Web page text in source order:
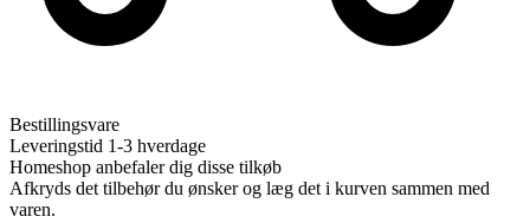
Bestillingsvare
Leveringstid 1-3 hverdage
Homeshop anbefaler dig disse tilkøb
Afkryds det tilbehør du ønsker og læg det i kurven sammen med
varen.